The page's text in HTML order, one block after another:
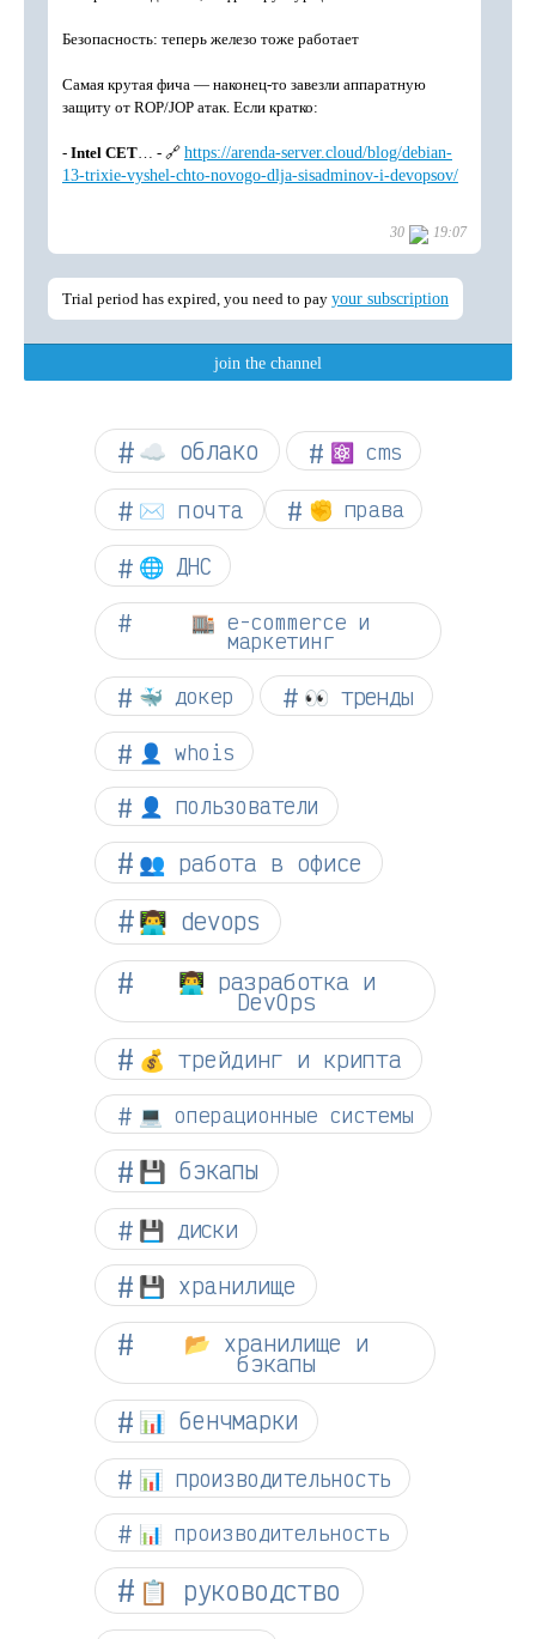
☁︎ облако ⚛ cms
✉️ почта ✊ права
🌐 ДНС
🏬 e-commerce и
маркетинг
🐳 докер 👀 тренды
👤 whois
👤 пользователи
👥 работа в офисе
👨‍💻 devops
👨‍💻 разработка и
DevOps
💰 трейдинг и крипта
💻 операционные системы
💾 бэкапы
💾 диски
💾 хранилище
📂 хранилище и
бэкапы
📊 бенчмарки
📊 производительность
📊 производительность
📋 руководство